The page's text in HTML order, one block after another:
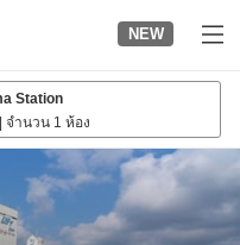
NEW
Station
จำนวน 1 ห้อง